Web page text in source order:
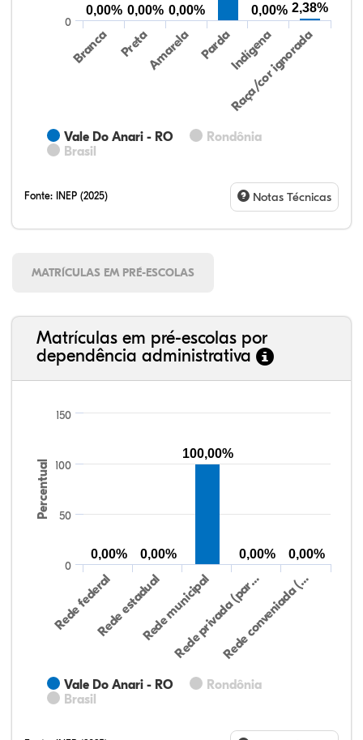
Vale Do Anari - RO
Rondônia
Brasil
Branca PretaAmarela PardaIndígena
Raça/cor ignorada
0
0,00% 0,00% 0,00% 0,00% 2,38%
Fonte: INEP (2025) Notas Técnicas
MATRÍCULAS EM PRÉ-ESCOLAS
Matrículas em pré-escolas por
dependência administrativa
Percentual
Vale Do Anari - RO
Rondônia
Brasil
Rede federalRede estadualRede municipal
Rede privada (par…Rede conveniada (…
0
50
100
150
0,00% 0,00%
100,00%
0,00% 0,00%